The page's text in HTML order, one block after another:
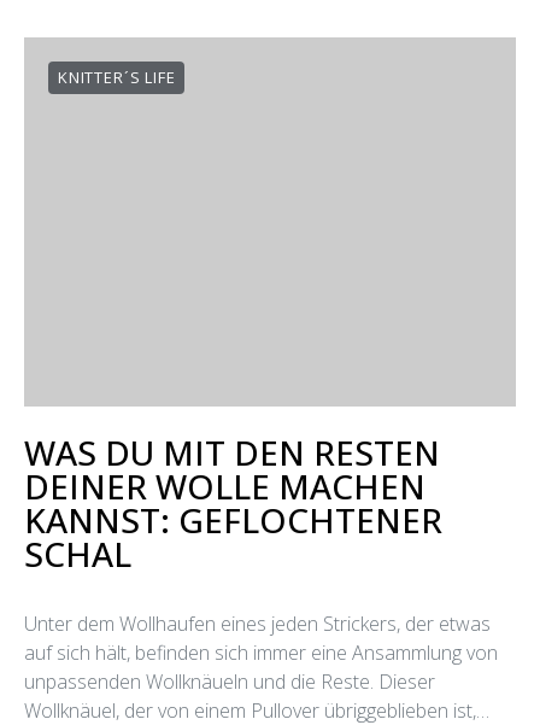
KNITTER´S LIFE
WAS DU MIT DEN RESTEN
DEINER WOLLE MACHEN
KANNST: GEFLOCHTENER
SCHAL
Unter dem Wollhaufen eines jeden Strickers, der etwas
auf sich hält, befinden sich immer eine Ansammlung von
unpassenden Wollknäueln und die Reste. Dieser
Wollknäuel, der von einem Pullover übriggeblieben ist,…